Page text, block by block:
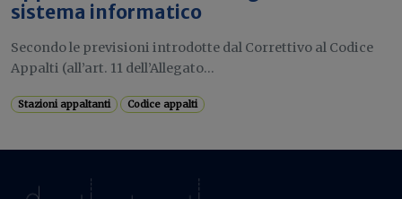
sistema informatico
Secondo le previsioni introdotte dal Correttivo al Codice
Appalti (all’art. 11 dell’Allegato...
Stazioni appaltanti Codice appalti